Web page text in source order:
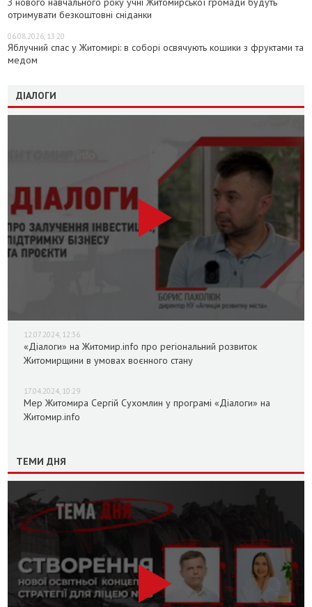
отримувати безкоштовні сніданки
06.08.2026, 13:20
Яблучний спас у Житомирі: в соборі освячують кошики з фруктами та
медом
ДІАЛОГИ
12.07.2024, 12:36
«Діалоги» на Житомир.info про регіональний розвиток
Житомирщини в умовах воєнного стану
17.04.2024, 10:29
Мер Житомира Сергій Сухомлин у програмі «Діалоги» на
Житомир.info
ТЕМИ ДНЯ